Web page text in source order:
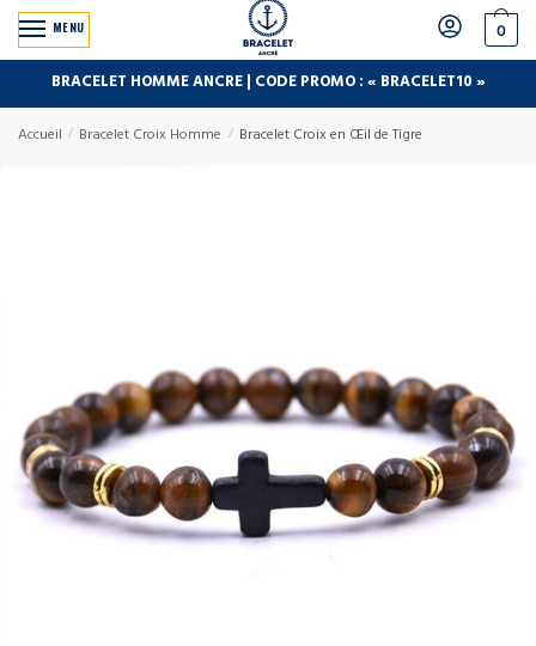
MENU 0
BRACELET HOMME ANCRE | CODE PROMO : « BRACELET10 »
Accueil / Bracelet Croix Homme / Bracelet Croix en Œil de Tigre